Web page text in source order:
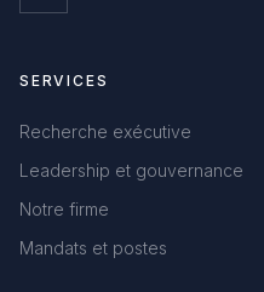
SERVICES
Recherche exécutive
Leadership et gouvernance
Notre firme
Mandats et postes